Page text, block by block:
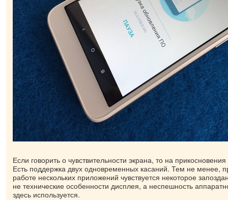
Если говорить о чувствительности экрана, то на
Есть поддержка двух одновременных касаний. Тем не менее,
работе нескольких приложений чувствуется некоторое
не технические особенности дисплея, а неспешность
здесь используется.